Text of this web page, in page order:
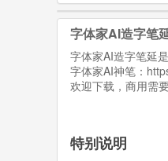
字体家AI造字笔
字体家AI造字笔延
字体家AI神笔：
欢迎下载，商用需
特别说明